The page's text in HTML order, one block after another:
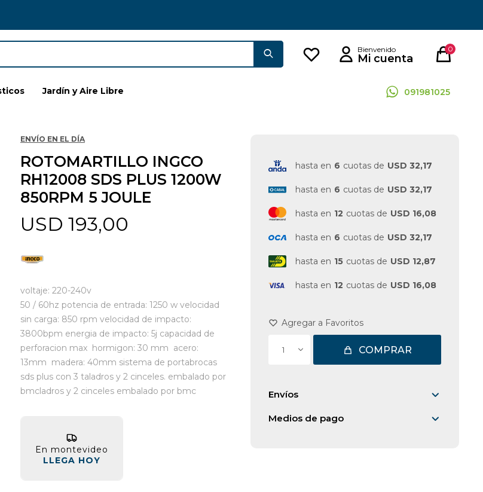
Jardín y Aire Libre 091981025
0
ENVÍO EN EL DÍA
ROTOMARTILLO INGCO
RH12008 SDS PLUS 1200W
850RPM 5 JOULE
USD 193,00
voltaje: 220-240v
50 / 60hz potencia de entrada: 1250 w velocidad
sin carga: 850 rpm velocidad de impacto:
3800bpm energia de impacto: 5j capacidad de
perforacion max hormigon: 30 mm acero:
13mm madera: 40mm sistema de portabrocas
sds plus con 3 taladros y 2 cinceles. embalado por
bmcladros y 2 cinceles embalado por bmc
En montevideo
LLEGA HOY
hasta en 6 cuotas de USD 32,17
hasta en 6 cuotas de USD 32,17
hasta en 12 cuotas de USD 16,08
hasta en 6 cuotas de USD 32,17
hasta en 15 cuotas de USD 12,87
hasta en 12 cuotas de USD 16,08
1 COMPRAR
Envíos
Medios de pago